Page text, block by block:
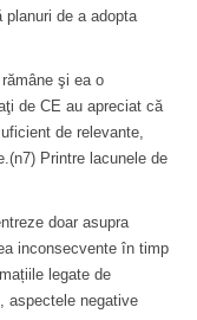
de a adopta
şi ea o
de CE au apreciat că
de relevante,
Printre lacunele de
doar asupra
inconsecvente în timp
legate de
aspectele negative